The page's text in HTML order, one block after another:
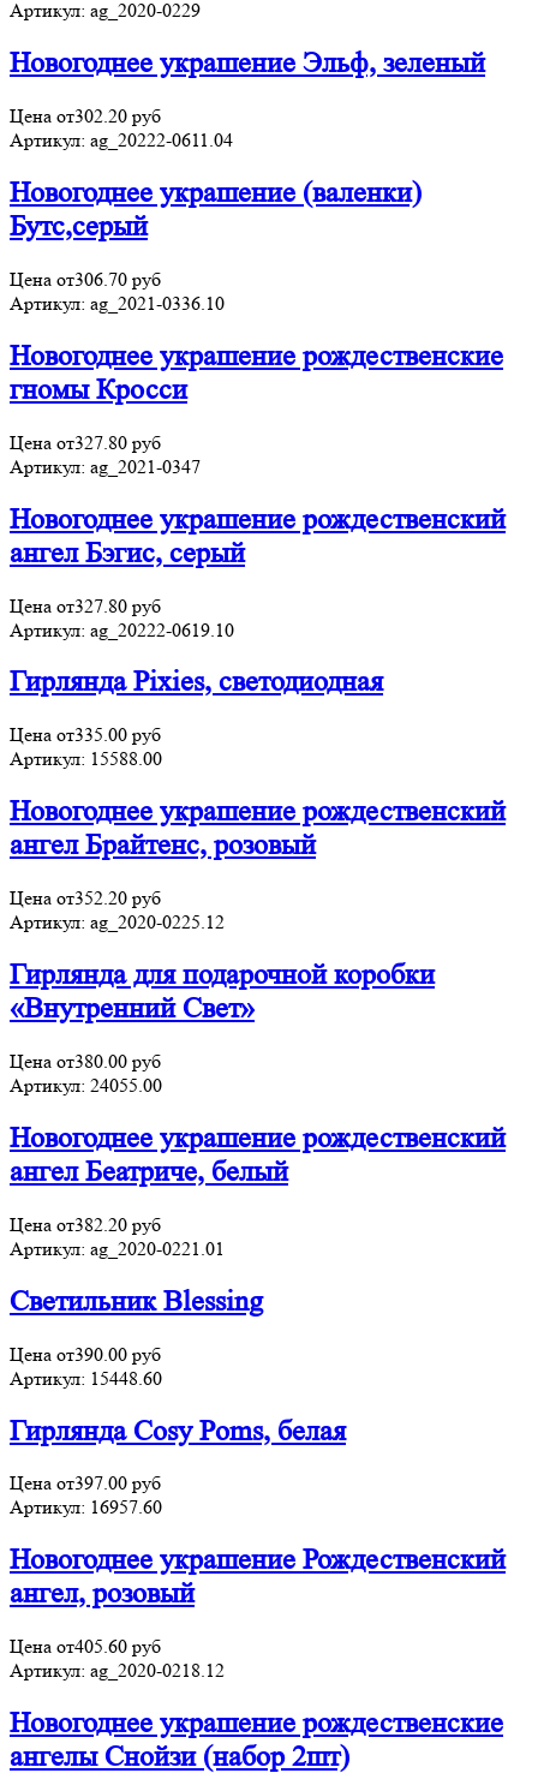
Артикул: ag_2020-0229
Новогоднее украшение Эльф, зеленый
Цена от302.20 руб
Артикул: ag_20222-0611.04
Новогоднее украшение (валенки)
Бутс,серый
Цена от306.70 руб
Артикул: ag_2021-0336.10
Новогоднее украшение рождественские
гномы Кросси
Цена от327.80 руб
Артикул: ag_2021-0347
Новогоднее украшение рождественский
ангел Бэгис, серый
Цена от327.80 руб
Артикул: ag_20222-0619.10
Гирлянда Pixies, светодиодная
Цена от335.00 руб
Артикул: 15588.00
Новогоднее украшение рождественский
ангел Брайтенс, розовый
Цена от352.20 руб
Артикул: ag_2020-0225.12
Гирлянда для подарочной коробки
«Внутренний Свет»
Цена от380.00 руб
Артикул: 24055.00
Новогоднее украшение рождественский
ангел Беатриче, белый
Цена от382.20 руб
Артикул: ag_2020-0221.01
Светильник Blessing
Цена от390.00 руб
Артикул: 15448.60
Гирлянда Cosy Poms, белая
Цена от397.00 руб
Артикул: 16957.60
Новогоднее украшение Рождественский
ангел, розовый
Цена от405.60 руб
Артикул: ag_2020-0218.12
Новогоднее украшение рождественские
ангелы Снойзи (набор 2шт)